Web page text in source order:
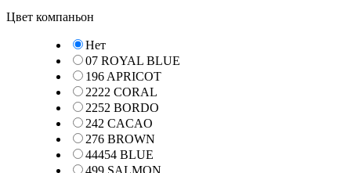
Цвет компаньон
Нет
07 ROYAL BLUE
196 APRICOT
2222 CORAL
2252 BORDO
242 CACAO
276 BROWN
44454 BLUE
499 SALMON